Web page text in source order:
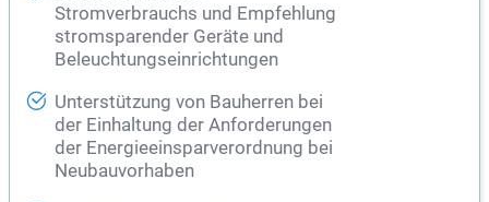
Stromverbrauchs und Empfehlung
stromsparender Geräte und
Beleuchtungseinrichtungen
Unterstützung von Bauherren bei
der Einhaltung der Anforderungen
der Energieeinsparverordnung bei
Neubauvorhaben